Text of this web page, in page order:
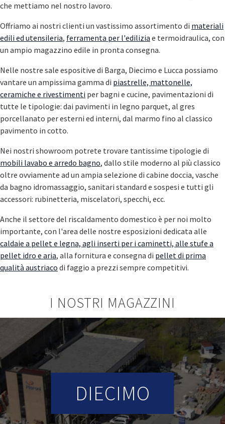
che mettiamo nel nostro lavoro.
Offriamo ai nostri clienti un vastissimo assortimento di materiali
edili ed utensileria, ferramenta per l'edilizia e termoidraulica, con
un ampio magazzino edile in pronta consegna.
Nelle nostre sale espositive di Barga, Diecimo e Lucca possiamo
vantare un ampissima gamma di piastrelle, mattonelle,
ceramiche e rivestimenti per bagni e cucine, pavimentazioni di
tutte le tipologie: dai pavimenti in legno parquet, al gres
porcellanato per esterni ed interni, dal marmo fino al classico
pavimento in cotto.
Nei nostri showroom potrete trovare tantissime tipologie di
mobili lavabo e arredo bagno, dallo stile moderno al più classico
oltre ovviamente ad un ampia selezione di cabine doccia, vasche
da bagno idromassaggio, sanitari standard e sospesi e tutti gli
accessori: rubinetteria, miscelatori, specchi, ecc.
Anche il settore del riscaldamento domestico è per noi molto
importante, con l'area delle nostre esposizioni dedicata alle
caldaie a pellet e legna, agli inserti per i caminetti, alle stufe a
pellet idro e aria, alla fornitura e consegna di pellet di prima
qualità austriaco di faggio a prezzi sempre competitivi.
I NOSTRI MAGAZZINI
DIECIMO